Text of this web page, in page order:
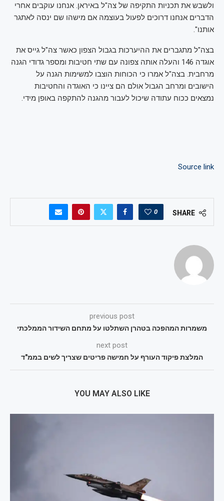
ולשבש את תכניות התקיפה של צה"ל באיראן. אנחנו עוקבים אחרי
הדברים אנחנו דרוכים לפעול בעוצמה אם מישהו שם ינסה לאתגר
אותנו".
בצה"ל מתגברים את ההיערכות בגבול הצפון כאשר צה"ל גייס את
אוגדה 146 והעלה אותה צפונה עם שתי חטיבות ומספר גדודי הגנה
מרחבית. בצה"ל אמרו כי הכוחות הוצבו למשימות הגנה על
הישובים ומרחב הגבול אולם הם ציינו כי האוגדה והחטיבות
נמצאים ככוח עתודה שיכול לעבור מהגנה להתקפה באופן מידי.
Source link
SHARE
0
previous post
משמרות המהפכה בטהרן השתלטו על מתחם השידור הממלכתי
next post
המלצת פיקוד העורף על חמישה פריטים שצריך לשים בממ"ד
YOU MAY ALSO LIKE